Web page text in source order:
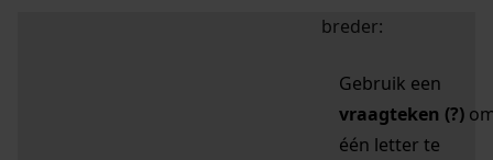
breder:
Gebruik een
vraagteken (?)
één letter te